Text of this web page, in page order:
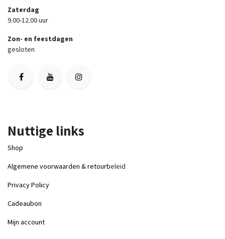
Zaterdag
9.00-12.00 uur
Zon- en feestdagen
gesloten
Nuttige links
Shop
Algemene voorwaarden & retourbeleid
Privacy Policy
Cadeaubon
Mijn account